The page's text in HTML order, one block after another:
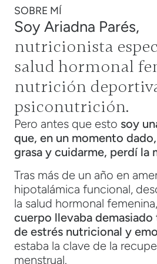
SOBRE MÍ
Soy Ariadna Parés,
nutricionista
salud hormonal
nutrición
psiconutrición.
Pero antes que esto soy
que, en un momento
grasa y cuidarme, perdí la
Tras más de un año en
hipotalámica funcional,
la salud hormonal
cuerpo llevaba
de estrés nutricional y
estaba la clave de la
menstrual.